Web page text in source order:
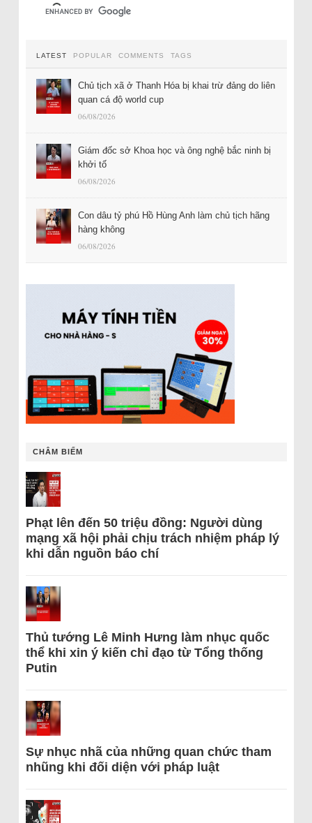
LATEST POPULAR COMMENTS TAGS
Chủ tịch xã ở Thanh Hóa bị khai trừ đảng do liên
quan cá độ world cup
06/08/2026
Giám đốc sở Khoa học và ông nghệ bắc ninh bị
khởi tố
06/08/2026
Con dâu tỷ phú Hồ Hùng Anh làm chủ tịch hãng
hàng không
06/08/2026
CHÂM BIẾM
Phạt lên đến 50 triệu đồng: Người dùng
mạng xã hội phải chịu trách nhiệm pháp lý
khi dẫn nguồn báo chí
Thủ tướng Lê Minh Hưng làm nhục quốc
thể khi xin ý kiến chỉ đạo từ Tổng thống
Putin
Sự nhục nhã của những quan chức tham
nhũng khi đối diện với pháp luật